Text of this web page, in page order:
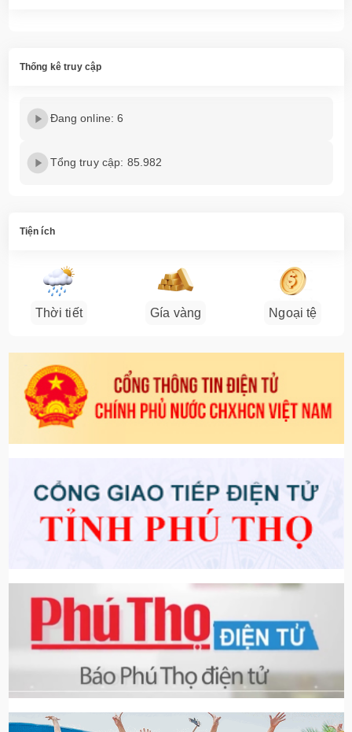
Thống kê truy cập
Đang online: 6
Tổng truy cập: 85.982
Tiện ích
Thời tiết Gía vàng Ngoại tệ